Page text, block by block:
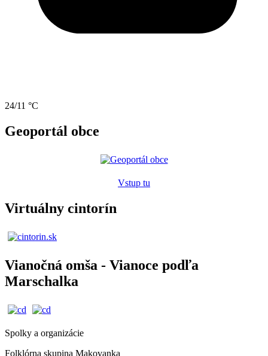
24/11 °C
Geoportál obce
Vstup tu
Virtuálny cintorín
Vianočná omša - Vianoce podľa
Marschalka
Spolky a organizácie
Folklórna skupina Makovanka